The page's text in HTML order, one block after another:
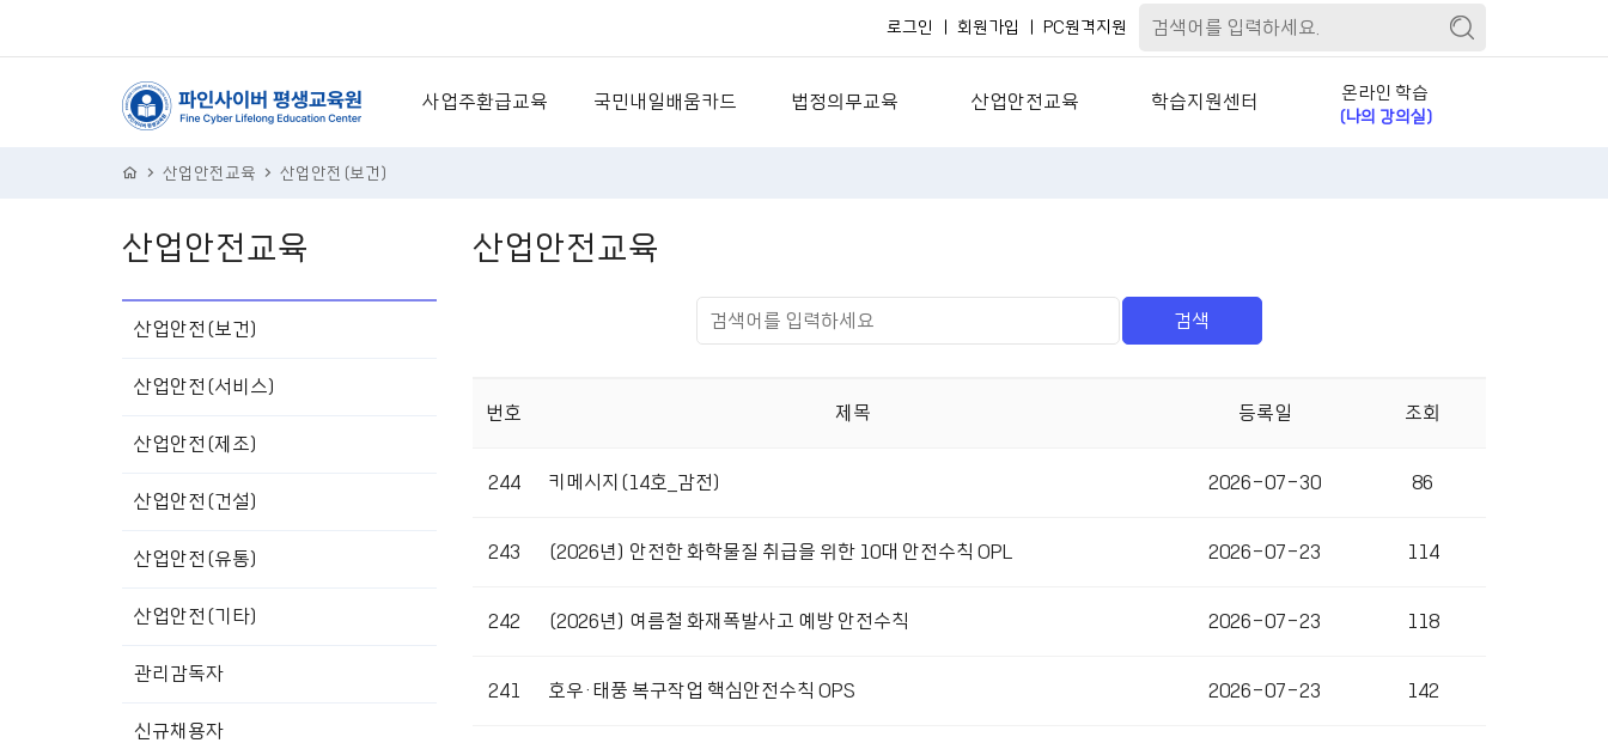
로그인 회원가입 PC원격지원
사업주환급교육 국민내일배움카드 법정의무교육 산업안전교육 학습지원센터 온라인 학습
(나의 강의실)
리더십·비즈니스
세일즈 ·마케팅 경영관리
보호·이해·예방교육
산업안전(건설)
산업안전(유통)
교육문의
경력개발자료실
산업안전교육 산업안전(보건)
산업안전교육
산업안전(보건)
산업안전(서비스)
산업안전(제조)
산업안전(건설)
산업안전(유통)
산업안전(기타)
관리감독자
신규채용자
산업안전교육
번호 제목 등록일 조회
244 키메시지(14호_감전) 2026-07-30 86
243 (2026년) 안전한 화학물질 취급을 위한 10대 안전수칙 OPL 2026-07-23 114
242 (2026년) 여름철 화재폭발사고 예방 안전수칙 2026-07-23 118
241 호우·태풍 복구작업 핵심안전수칙 OPS 2026-07-23 142